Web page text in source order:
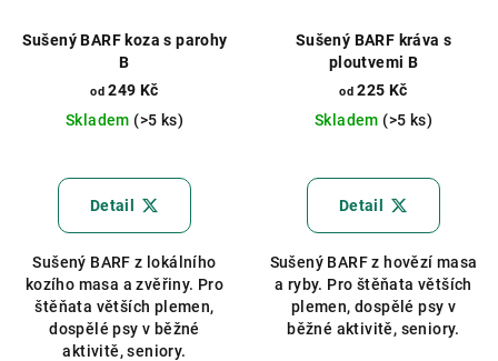
Sušený BARF koza s parohy
B
od 249 Kč
Skladem (>5 ks)
hodnocení
produktu
z
5
hvězdiček.
Detail
Sušený BARF z lokálního
kozího masa a zvěřiny. Pro
štěňata větších plemen,
dospělé psy v běžné
aktivitě, seniory.
Sušený BARF kráva s
ploutvemi B
od 225 Kč
Skladem (>5 ks)
hodnocení
produktu
z
5
hvězdiček.
Detail
Sušený BARF z hovězí masa
a ryby. Pro štěňata větších
plemen, dospělé psy v
běžné aktivitě, seniory.